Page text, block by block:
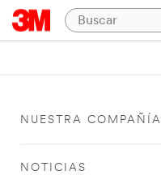
NUESTRA COMPAÑÍA
NOTICIAS